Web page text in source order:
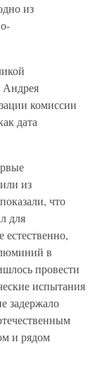
из
комиссии
дата
из
что
для
в
провести
испытания
задержало
и рядом